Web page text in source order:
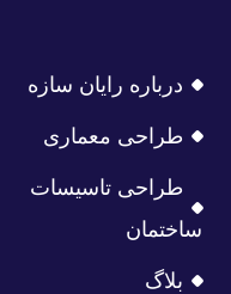
درباره رایان سازه
طراحی معماری
طراحی تاسیسات
ساختمان
بلاگ